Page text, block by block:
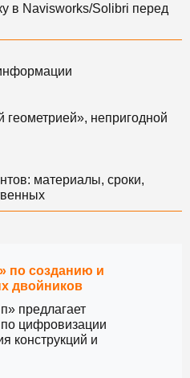
в Navisworks/Solibri перед
геометрией», непригодной
материалы, сроки,
по созданию и
двойников
предлагает
цифровизации
конструкций и